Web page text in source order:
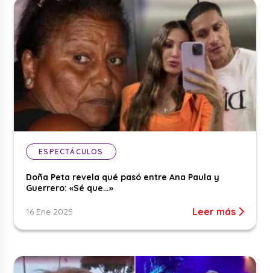
ESPECTÁCULOS
Doña Peta revela qué pasó entre Ana Paula y
Guerrero: «Sé que…»
16 Ene 2025 Leer más